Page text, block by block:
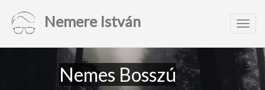
Nemere István
Nemes Bosszú